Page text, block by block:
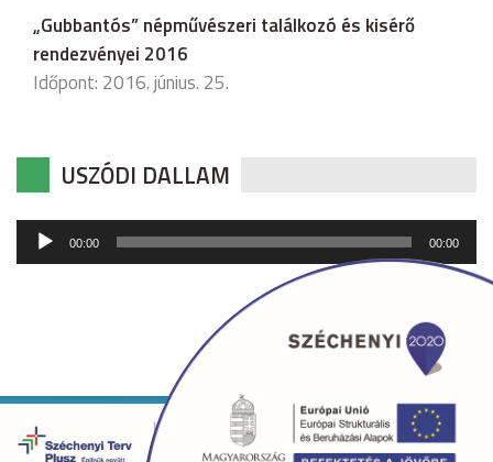
„Gubbantós” népművészeri találkozó és kisérő
rendezvényei 2016
Időpont: 2016. június. 25.
USZÓDI DALLAM
Audió
lejátszó
00:00 00:00
Copyright © 2026 uszod.hu Minden jog fenntartva. •